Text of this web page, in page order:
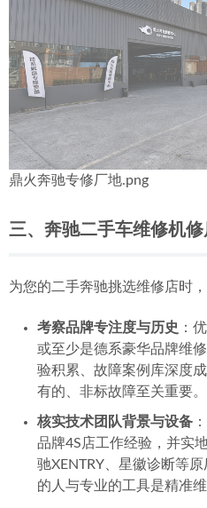
鼎火奔驰专修厂地.png
三、奔驰二手车维修机
为您的二手奔驰挑选维修店时
考察品牌专注度与历史 ：
或至少是德系豪华品牌维
验积累、故障案例库深度
有的、非标故障至关重要。
核实技术团队背景与设备
品牌4S店工作经验，并实
驰XENTRY、星徽诊断等
的人与专业的工具是精准维